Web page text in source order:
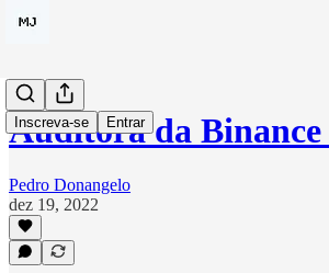
Inscreva-se Entrar
Auditora da
Pedro Donangelo
dez 19, 2022